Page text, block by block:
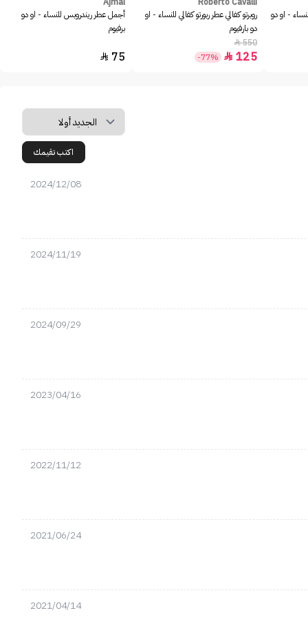
- او دو
روبرتو كفالي عطر ربورتو كفالي للنساء - او
دو بارفيوم
550

125

-77%
أجمل عطر ريندروبس للنساء - او دو
برفيوم
75

اكتب تقيمك
2024/12/08
2024/11/19
2024/09/29
2023/04/16
2022/11/12
2021/06/24
2021/04/14